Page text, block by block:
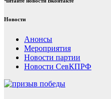
Новости
Анонсы
Мероприятия
Новости партии
Новости СевКПРФ